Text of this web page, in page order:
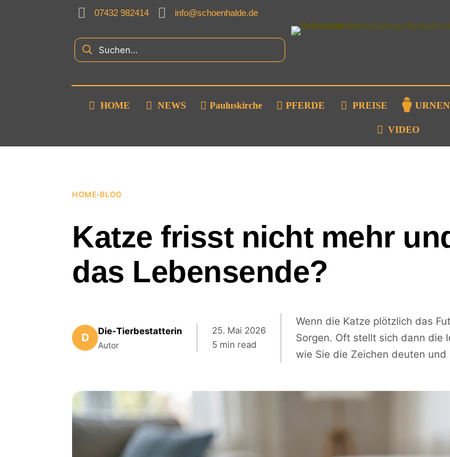
07432 982414 info@schoenhalde.de
HOME NEWS Pauluskirche PFERDE PREISE URNEN
VIDEO
HOME› BLOG
Katze frisst nicht mehr
das Lebensende?
D
Die-Tierbestatterin
Autor
25. Mai 2026
5 min read
Wenn die Katze plötzlich das
Sorgen. Oft stellt sich dann die
wie Sie die Zeichen deuten